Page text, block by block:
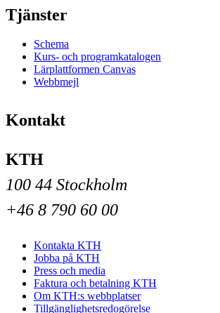
Tjänster
Schema
Kurs- och programkatalogen
Lärplattformen Canvas
Webbmejl
Kontakt
KTH
100 44 Stockholm
+46 8 790 60 00
Kontakta KTH
Jobba på KTH
Press och media
Faktura och betalning KTH
Om KTH:s webbplatser
Tillgänglighetsredogörelse